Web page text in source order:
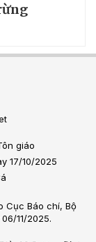
giáo
17/10/2025
Cục Báo chí, Bộ
11/2025.